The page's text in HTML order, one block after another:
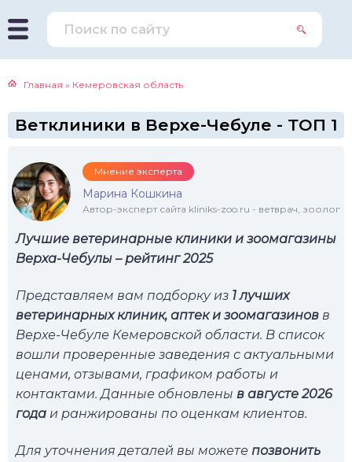
Главная » Кемеровская область
Ветклиники в Верхе-Чебуле - ТОП 1
Мнение эксперта
Марина Кошкина
Автор-эксперт сайта kliniks-zoo.ru - ветврач, зоолог
Лучшие ветеринарные клиники и зоомагазины
Верха-Чебулы – рейтинг 2025
Представляем вам подборку из 1 лучших
ветеринарных клиник, аптек и зоомагазинов в
Верхе-Чебуле Кемеровской области. В список
вошли проверенные заведения с актуальными
ценами, отзывами, графиком работы и
контактами. Данные обновлены в августе 2026
года и ранжированы по оценкам клиентов.
Для уточнения деталей вы можете позвонить